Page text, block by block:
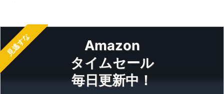
見逃すな
Amazon
タイムセール
毎日更新中！